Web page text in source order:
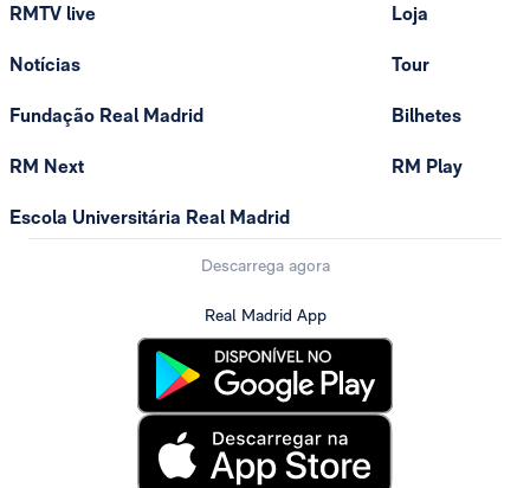
RMTV live
Notícias
Fundação Real Madrid
RM Next
Escola Universitária Real Madrid
Loja
Tour
Bilhetes
RM Play
Descarrega agora
Real Madrid App